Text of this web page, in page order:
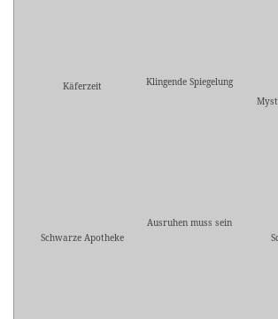
Käferzeit
Klingende Spiegelung
Schwarze Apotheke
Ausruhen muss sein